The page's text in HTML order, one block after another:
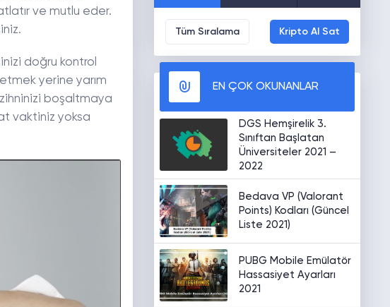
ve mutlu eder.
doğru kontrol
yerine yarım
boşaltmaya
vaktiniz yoksa
Tüm Sıralama Kripto Al Sat
EN ÇOK OKUNANLAR
DGS Hemşirelik 3.
Sınıftan Başlatan
Üniversiteler 2021 –
2022
Bedava VP (Valorant
Points) Kodları (Güncel
Liste 2021)
PUBG Mobile Emülatör
Hassasiyet Ayarları
2021